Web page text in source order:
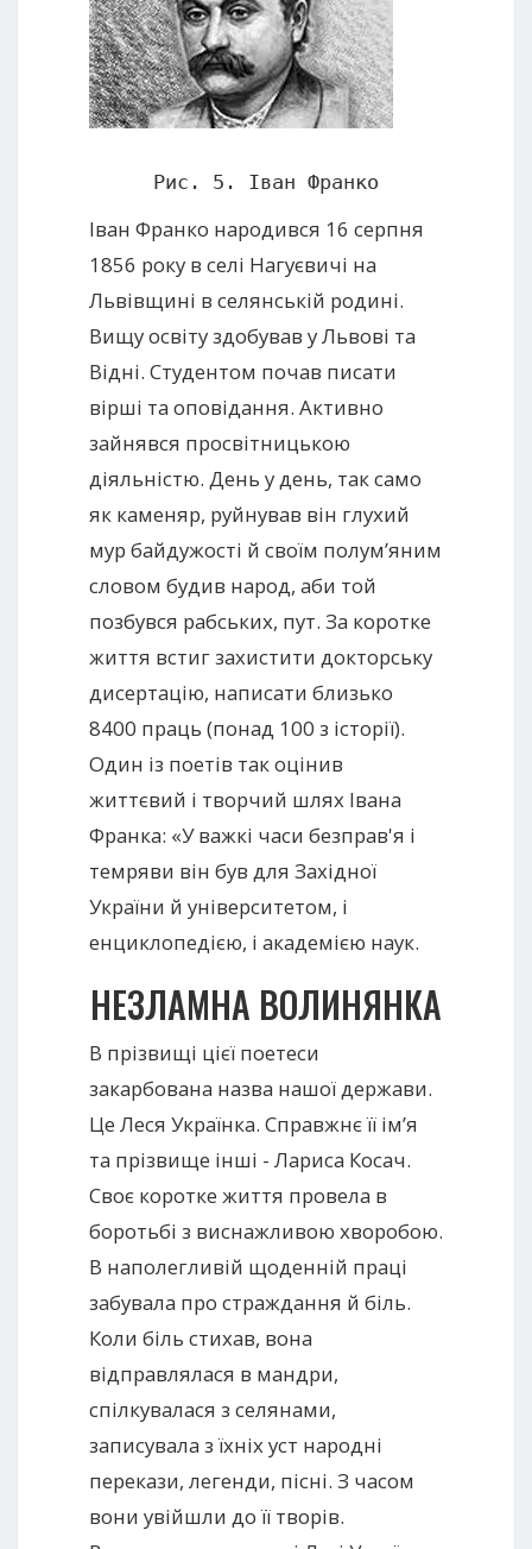
Рис. 5. Іван Франко
Іван Франко народився 16 серпня
1856 року в селі Нагуєвичі на
Львівщині в селянській родині.
Вищу освіту здобував у Львові та
Відні. Студентом почав писати
вірші та оповідання. Активно
зайнявся просвітницькою
діяльністю. День у день, так само
як каменяр, руйнував він глухий
мур байдужості й своїм полум’яним
словом будив народ, аби той
позбувся рабських, пут. За коротке
життя встиг захистити докторську
дисертацію, написати близько
8400 праць (понад 100 з історії).
Один із поетів так оцінив
життєвий і творчий шлях Івана
Франка: «У важкі часи безправ'я і
темряви він був для Західної
України й університетом, і
енциклопедією, і академією наук.
НЕЗЛАМНА ВОЛИНЯНКА
В прізвищі цієї поетеси
закарбована назва нашої держави.
Це Леся Українка. Справжнє її ім’я
та прізвище інші - Лариса Косач.
Своє коротке життя провела в
боротьбі з виснажливою хворобою.
В наполегливій щоденній праці
забувала про страждання й біль.
Коли біль стихав, вона
відправлялася в мандри,
спілкувалася з селянами,
записувала з їхніх уст народні
перекази, легенди, пісні. З часом
вони увійшли до її творів.